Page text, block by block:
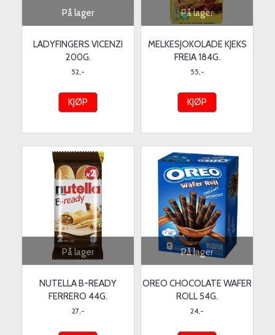
På lager
LADYFINGERS VICENZI
200G.
52,-
KJØP
På lager
MELKESJOKOLADE KJEKS
FREIA 184G.
55,-
KJØP
På lager
NUTELLA B-READY
FERRERO 44G.
27,-
På lager
OREO CHOCOLATE WAFER
ROLL 54G.
24,-